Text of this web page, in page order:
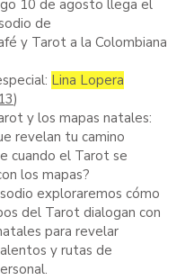
10 de agosto llega el
de
y Tarot a la Colombiana
Lina Lopera
)
y los mapas natales:
revelan tu camino
cuando el Tarot se
los mapas?
exploraremos cómo
del Tarot dialogan con
para revelar
y rutas de